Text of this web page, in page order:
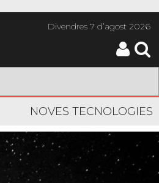
Divendres7 d’agost 2026
NOVES TECNOLOGIES